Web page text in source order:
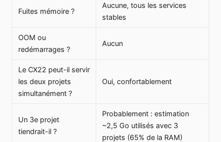
Fuites mémoire ?
Aucune, tous les services
stables
OOM ou
redémarrages ?
Aucun
Le CX22 peut-il servir
les deux projets
simultanément ?
Oui, confortablement
Un 3e projet
tiendrait-il ?
Probablement : estimation
~2,5 Go utilisés avec 3
projets (65% de la RAM)